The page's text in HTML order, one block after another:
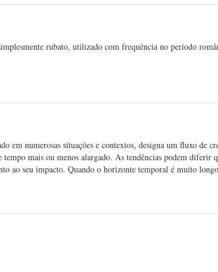
rubato, utilizado com frequência no período
em numerosas situações e contextos, designa um fluxo de
mais ou menos alargado. As tendências podem diferir
ao seu impacto. Quando o horizonte temporal é muito